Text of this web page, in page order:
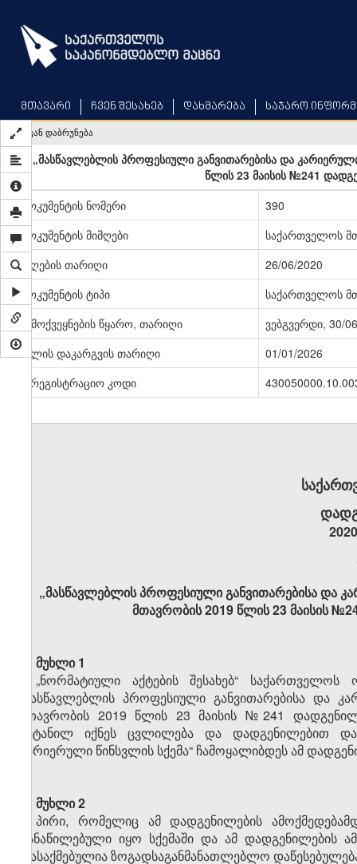
main
content
მთავარი ჩვენ შესახებ დახმარება საჯარო
უკან დაბრუნება
„მასწავლებლის პროფესიული განვითარებისა და
წლის 23 მაისის №241
დოკუმენტის ნომერი
390
დოკუმენტის მიმღები
საქართველოს
მიღების თარიღი
26/06/2020
დოკუმენტის ტიპი
საქართველოს
გამოქვეყნების წყარო, თარიღი
ვებგვერდი, 30/
ძალის დაკარგვის თარიღი
01/01/2026
სარეგისტრაციო კოდი
„მასწავლებლის პროფესიული განვითარებისა და
მთავრობის 2019 წლის 23 მაისის
მუხლი 1
„ნორმატიული აქტების შესახებ“
„მასწავლებლის პროფესიული განვითარებისა და
მთავრობის 2019 წლის 23 მაისის №241
შეტანილ იქნეს ცვლილება და დადგენილებით
კარიერული წინსვლის სქემა“ ჩამოყალიბდეს ამ
მუხლი 2
პირი, რომელიც ამ დადგენილების
განაწილებული იყო სქემაში და ამ დადგენილების
დასაქმებულია ზოგადსაგანმანათლებლო